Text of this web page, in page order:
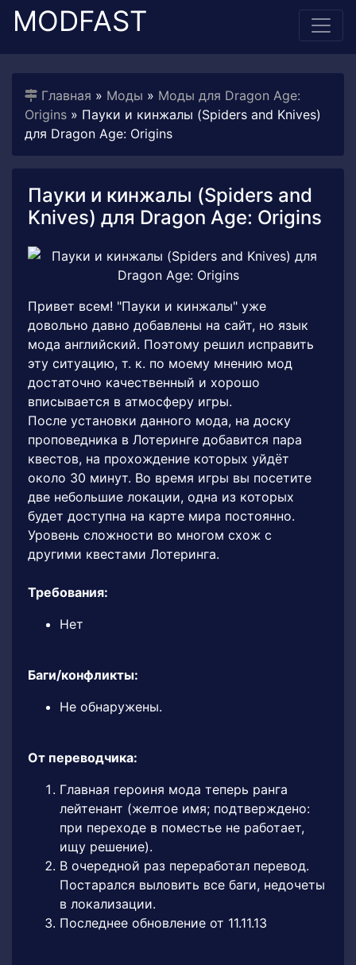
MODFAST
Главная » Моды » Моды для Dragon Age:
Origins » Пауки и кинжалы (Spiders and Knives)
для Dragon Age: Origins
Пауки и кинжалы (Spiders and
Knives) для Dragon Age: Origins
Привет всем! "Пауки и кинжалы" уже
довольно давно добавлены на сайт, но язык
мода английский. Поэтому решил исправить
эту ситуацию, т. к. по моему мнению мод
достаточно качественный и хорошо
вписывается в атмосферу игры.
После установки данного мода, на доску
проповедника в Лотеринге добавится пара
квестов, на прохождение которых уйдёт
около 30 минут. Во время игры вы посетите
две небольшие локации, одна из которых
будет доступна на карте мира постоянно.
Уровень сложности во многом схож с
другими квестами Лотеринга.
Требования:
Нет
Баги/конфликты:
Не обнаружены.
От переводчика:
Главная героиня мода теперь ранга
лейтенант (желтое имя; подтверждено:
при переходе в поместье не работает,
ищу решение).
В очередной раз переработал перевод.
Постарался выловить все баги, недочеты
в локализации.
Последнее обновление от 11.11.13